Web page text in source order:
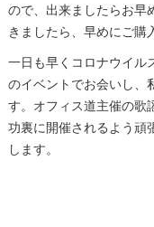
ので、出来ましたらお早
きましたら、早めにご購
一日も早くコロナウイル
のイベントでお会いし、
す。オフィス道主催の歌
功裏に開催されるよう頑
します。